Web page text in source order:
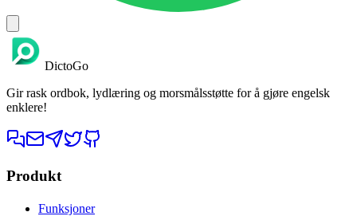
DictoGo
Gir rask ordbok, lydlæring og morsmålsstøtte for å gjøre engelsk
enklere!
Produkt
Funksjoner